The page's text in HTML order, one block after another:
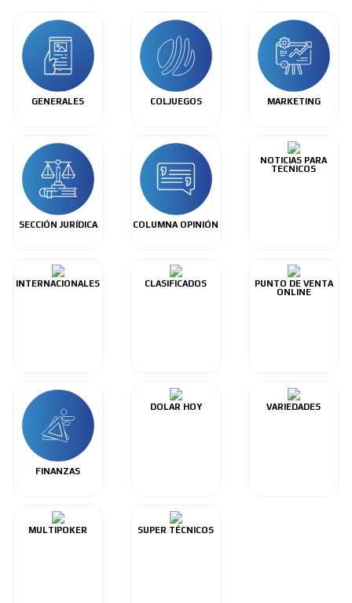
GENERALES COLJUEGOS MARKETING
SECCIÓN JURÍDICA COLUMNA OPINIÓN
NOTICIAS PARA
TECNICOS
INTERNACIONALES CLASIFICADOS
PUNTO DE VENTA
ONLINE
FINANZAS
DOLAR HOY VARIEDADES
MULTIPOKER SUPER TÉCNICOS